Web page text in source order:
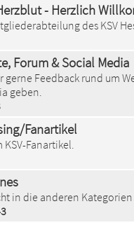
- Herzlich
des KSV
Forum & Social Media
gerne Feedback rund um
geben.
Fanartikel
Fanartikel.
in die anderen Kategorien